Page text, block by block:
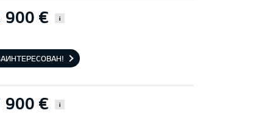
900 € i
900 € i